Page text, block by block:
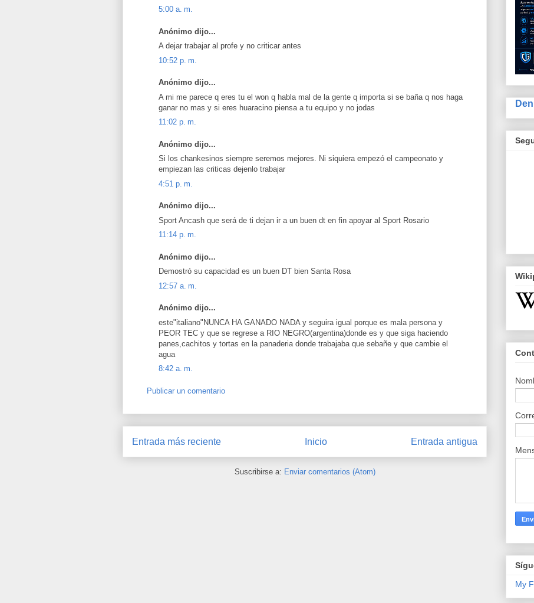
5:00 a. m.
Anónimo dijo...
A dejar trabajar al profe y no criticar antes
10:52 p. m.
Anónimo dijo...
A mi me parece q eres tu el won q habla mal de la gente q importa si se baña q nos haga
ganar no mas y si eres huaracino piensa a tu equipo y no jodas
11:02 p. m.
Anónimo dijo...
Si los chankesinos siempre seremos mejores. Ni siquiera empezó el campeonato y
empiezan las criticas dejenlo trabajar
4:51 p. m.
Anónimo dijo...
Sport Ancash que será de ti dejan ir a un buen dt en fin apoyar al Sport Rosario
11:14 p. m.
Anónimo dijo...
Demostró su capacidad es un buen DT bien Santa Rosa
12:57 a. m.
Anónimo dijo...
este"italiano"NUNCA HA GANADO NADA y seguira igual porque es mala persona y
PEOR TEC y que se regrese a RIO NEGRO(argentina)donde es y que siga haciendo
panes,cachitos y tortas en la panaderia donde trabajaba que sebañe y que cambie el
agua
8:42 a. m.
Publicar un comentario
Entrada más reciente Entrada antigua
Inicio
Suscribirse a: Enviar comentarios (Atom)
My